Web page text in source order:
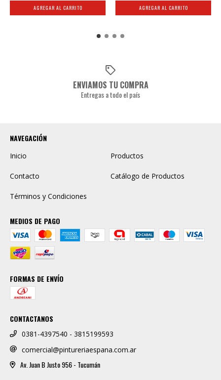
ENVIAMOS TU COMPRA
Entregas a todo el país
NAVEGACIÓN
Inicio Productos
Contacto Catálogo de Productos
Términos y Condiciones
MEDIOS DE PAGO
FORMAS DE ENVÍO
CONTACTANOS
0381-4397540 - 3815199593
comercial@pintureriaespana.com.ar
Av. Juan B Justo 956 - Tucumán